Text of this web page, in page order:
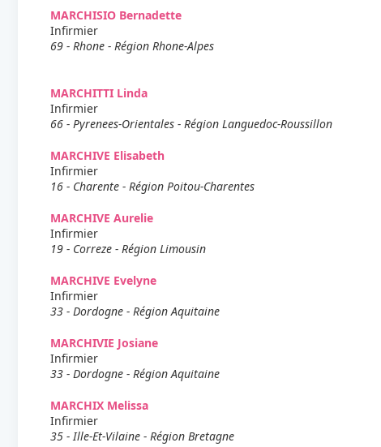
MARCHISIO Bernadette
Infirmier
69 - Rhone - Région Rhone-Alpes
MARCHITTI Linda
Infirmier
66 - Pyrenees-Orientales - Région Languedoc-Roussillon
MARCHIVE Elisabeth
Infirmier
16 - Charente - Région Poitou-Charentes
MARCHIVE Aurelie
Infirmier
19 - Correze - Région Limousin
MARCHIVE Evelyne
Infirmier
33 - Dordogne - Région Aquitaine
MARCHIVIE Josiane
Infirmier
33 - Dordogne - Région Aquitaine
MARCHIX Melissa
Infirmier
35 - Ille-Et-Vilaine - Région Bretagne